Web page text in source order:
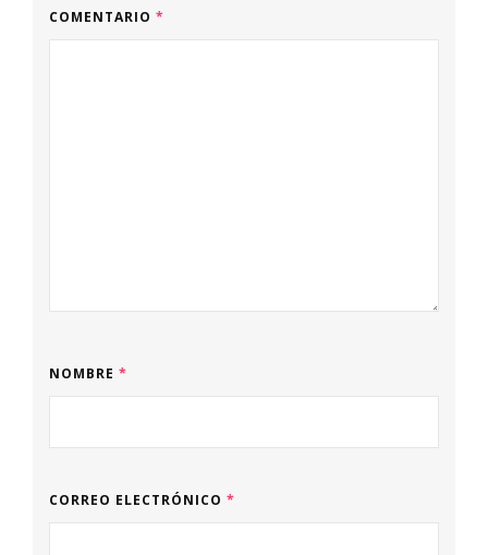
COMENTARIO *
NOMBRE *
CORREO ELECTRÓNICO *